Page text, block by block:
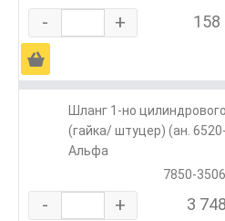
- + 158
Ä
Шланг 1-но
(гайка/ штуцер) (ан.
Альфа
7850-
- + 3